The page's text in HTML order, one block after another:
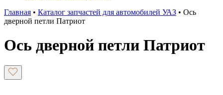
Главная • Каталог запчастей для автомобилей УАЗ • Ось
дверной петли Патриот
Ось дверной петли Патриот